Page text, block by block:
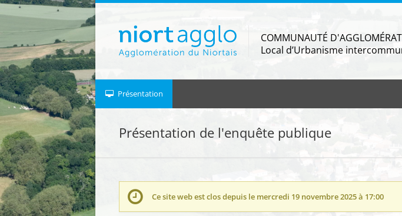
Aller à la navigation Aller au contenu
COMMUNAUTÉ
Local d’Urbanisme
Présentation
Présentation de l'enquête publique
Ce site web est clos depuis le mercredi 19 novembre 2025 à 17:00